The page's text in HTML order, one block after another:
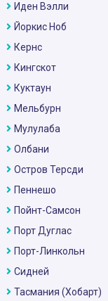
Иден Вэлли
Йоркис Ноб
Кернс
Кингскот
Куктаун
Мельбурн
Мулулаба
Олбани
Остров Терсди
Пеннешо
Пойнт-Самсон
Порт Дуглас
Порт-Линкольн
Сидней
Тасмания (Хобарт)